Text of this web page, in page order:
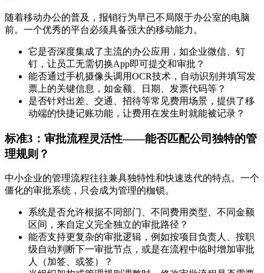
随着移动办公的普及，报销行为早已不局限于办公室的电脑
前。一个优秀的平台必须具备强大的移动能力。
它是否深度集成了主流的办公应用，如企业微信、钉
钉，让员工无需切换App即可提交和审批？
能否通过手机摄像头调用OCR技术，自动识别并填写发
票上的关键信息，如金额、日期、发票代码等？
是否针对出差、交通、招待等常见费用场景，提供了移
动端的快捷记账功能，让费用在发生时就能被记录？
标准3：审批流程灵活性——能否匹配公司独特的管
理规则？
中小企业的管理流程往往兼具独特性和快速迭代的特点。一个
僵化的审批系统，只会成为管理的枷锁。
系统是否允许根据不同部门、不同费用类型、不同金额
区间，来自定义完全独立的审批路径？
能否支持更复杂的审批逻辑，例如按项目负责人、按职
级自动判断下一审批节点，或是在流程中临时增加审批
人（加签、或签）？